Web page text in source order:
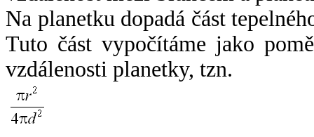
Na planetku dopadá část
Tuto část vypočítáme jako
vzdálenosti planetky, tzn.